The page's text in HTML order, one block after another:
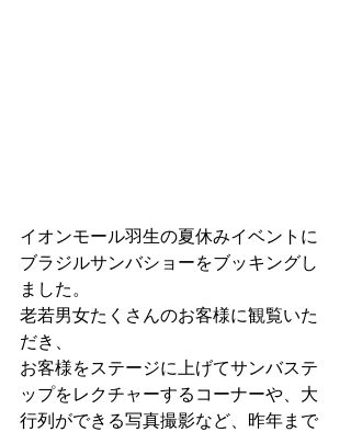
イオンモール羽生の夏休みイベントに
ブラジルサンバショーをブッキングし
ました。
老若男女たくさんのお客様に観覧いた
だき、
お客様をステージに上げてサンバステ
ップをレクチャーするコーナーや、大
行列ができる写真撮影など、昨年まで